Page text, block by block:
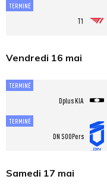
TERMINÉ
T1
Vendredi 16 mai
TERMINÉ
Dplus KIA
TERMINÉ
DN SOOPers
Samedi 17 mai